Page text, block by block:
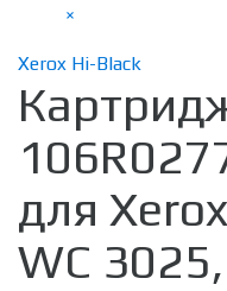
×
Xerox Hi-Black
для
WC